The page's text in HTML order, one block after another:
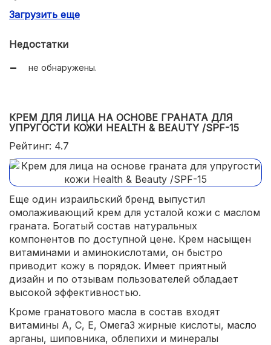
приятная консистенция;
Загрузить еще
Недостатки
не обнаружены.
КРЕМ ДЛЯ ЛИЦА НА ОСНОВЕ ГРАНАТА ДЛЯ
УПРУГОСТИ КОЖИ HEALTH & BEAUTY /SPF-15
Рейтинг: 4.7
Еще один израильский бренд выпустил
омолаживающий крем для усталой кожи с маслом
граната. Богатый состав натуральных
компонентов по доступной цене. Крем насыщен
витаминами и аминокислотами, он быстро
приводит кожу в порядок. Имеет приятный
дизайн и по отзывам пользователей обладает
высокой эффективностью.
Кроме гранатового масла в состав входят
витамины А, С, Е, Омега3 жирные кислоты, масло
арганы, шиповника, облепихи и минералы